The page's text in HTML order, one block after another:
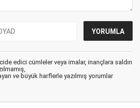
edici cümleler veya imalar, inançlara saldırı
ve büyük harflerle yazılmış yorumlar